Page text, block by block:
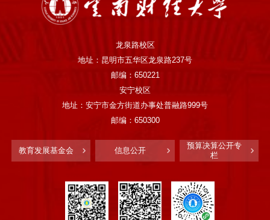
龙泉路校区
地址：昆明市五华区龙泉路237号
邮编：650221
安宁校区
地址：安宁市金方街道办事处普融路999号
邮编：650300
教育发展基金会 信息公开
预算决算公开专
栏